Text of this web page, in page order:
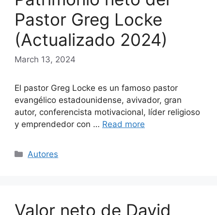
Pastor Greg Locke
(Actualizado 2024)
March 13, 2024
El pastor Greg Locke es un famoso pastor
evangélico estadounidense, avivador, gran
autor, conferencista motivacional, líder religioso
y emprendedor con … Read more
Categories
Autores
Valor neto de David